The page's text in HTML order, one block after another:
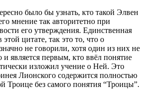
было бы узнать, кто такой Элвен
мнение так авторитетно при
его утверждения. Единственная
цитате, так это то, что о
не говорили, хотя один из них не
и является первым, кто ввёл понятие
изложил учение о Ней. Это
Лионского содержится полностью
Троице без самого понятия “Троицы”.